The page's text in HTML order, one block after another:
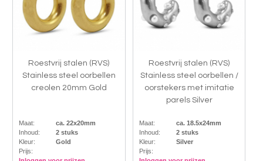
Roestvrij stalen (RVS)
Stainless steel oorbellen
creolen 20mm Gold
Maat:
ca. 22x20mm
Inhoud:
2 stuks
Kleur:
Gold
Prijs:
Roestvrij stalen (RVS)
Stainless steel oorbellen /
oorstekers met imitatie
parels Silver
Maat:
ca. 18.5x24mm
Inhoud:
2 stuks
Kleur:
Silver
Prijs: